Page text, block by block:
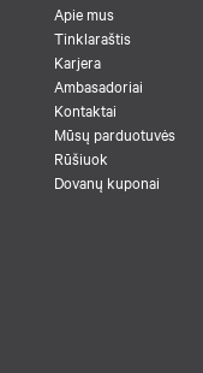
Apie mus
Tinklaraštis
Karjera
Ambasadoriai
Kontaktai
Mūsų parduotuvės
Rūšiuok
Dovanų kuponai